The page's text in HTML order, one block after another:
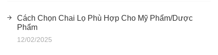
Cách Chọn Chai Lọ Phù Hợp Cho Mỹ Phẩm/Dược
Phẩm
12/02/2025